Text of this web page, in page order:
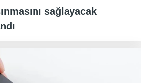
sağlayacak